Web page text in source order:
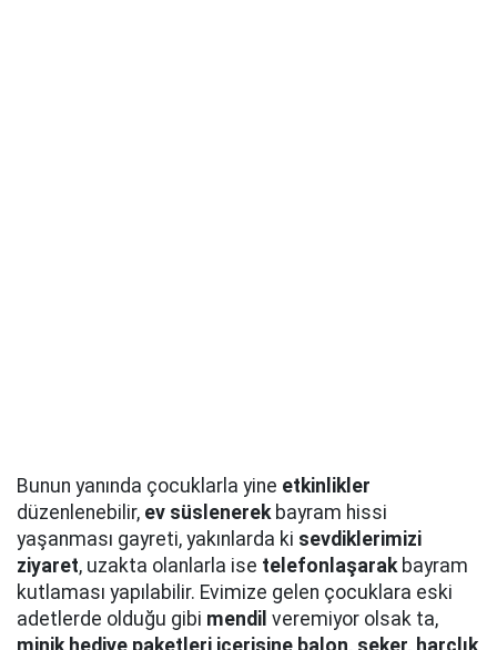
Bunun yanında çocuklarla yine etkinlikler
düzenlenebilir, ev süslenerekbayram hissi
yaşanması gayreti, yakınlarda ki sevdiklerimizi
ziyaret, uzakta olanlarla ise telefonlaşarakbayram
kutlaması yapılabilir. Evimize gelen çocuklara eski
adetlerde olduğu gibi mendil veremiyor olsak ta,